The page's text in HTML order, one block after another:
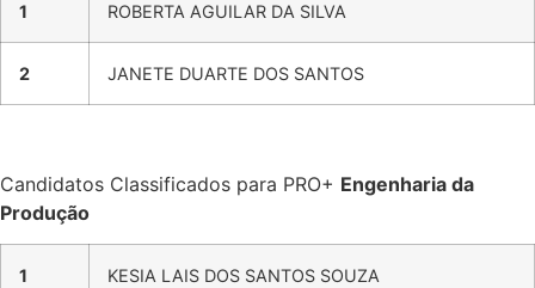
1 ROBERTA AGUILAR DA SILVA
2 JANETE DUARTE DOS SANTOS
Candidatos Classificados para PRO+ Engenharia da
Produção
1 KESIA LAIS DOS SANTOS SOUZA